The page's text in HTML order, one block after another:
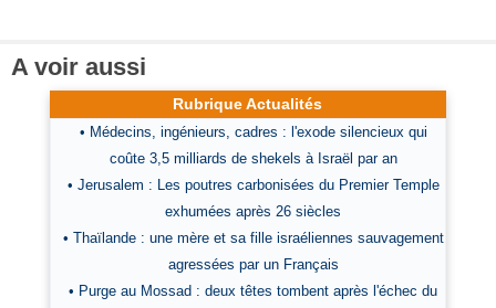
A voir aussi
Rubrique Actualités
• Médecins, ingénieurs, cadres : l'exode silencieux qui
coûte 3,5 milliards de shekels à Israël par an
• Jerusalem : Les poutres carbonisées du Premier Temple
exhumées après 26 siècles
• Thaïlande : une mère et sa fille israéliennes sauvagement
agressées par un Français
• Purge au Mossad : deux têtes tombent après l'échec du